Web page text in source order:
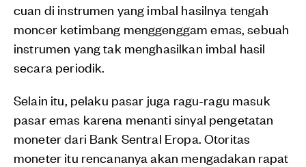
cuan di instrumen yang imbal hasilnya tengah
moncer ketimbang menggenggam emas, sebuah
instrumen yang tak menghasilkan imbal hasil
secara periodik.
Selain itu, pelaku pasar juga ragu-ragu masuk
pasar emas karena menanti sinyal pengetatan
moneter dari Bank Sentral Eropa. Otoritas
moneter itu rencananya akan mengadakan rapat